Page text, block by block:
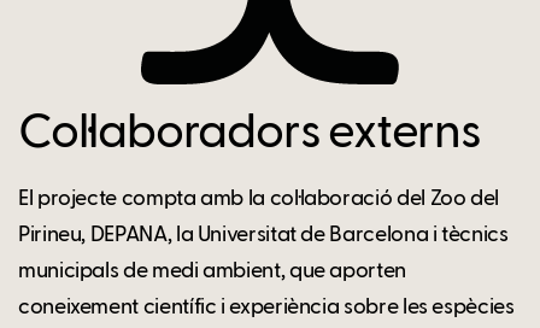
Col·laboradors externs
El projecte compta amb la col·laboració del Zoo del
Pirineu, DEPANA, la Universitat de Barcelona i tècnics
municipals de medi ambient, que aporten
coneixement científic i experiència sobre les espècies